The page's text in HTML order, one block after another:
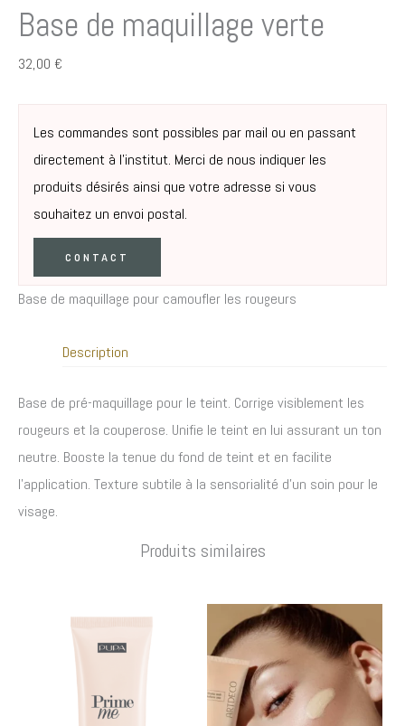
Base de maquillage verte
32,00 €
Les commandes sont possibles par mail ou en passant
directement à l’institut. Merci de nous indiquer les
produits désirés ainsi que votre adresse si vous
souhaitez un envoi postal.
CONTACT
Base de maquillage pour camoufler les rougeurs
Description
Base de pré-maquillage pour le teint. Corrige visiblement les
rougeurs et la couperose. Unifie le teint en lui assurant un ton
neutre. Booste la tenue du fond de teint et en facilite
l’application. Texture subtile à la sensorialité d’un soin pour le
visage.
Produits similaires